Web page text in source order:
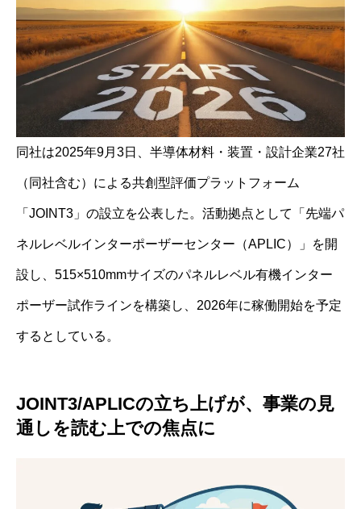
同社は2025年9月3日、半導体材料・装置・設計企業27社
（同社含む）による共創型評価プラットフォーム
「JOINT3」の設立を公表した。活動拠点として「先端パ
ネルレベルインターポーザーセンター（APLIC）」を開
設し、515×510mmサイズのパネルレベル有機インター
ポーザー試作ラインを構築し、2026年に稼働開始を予定
するとしている。
JOINT3/APLICの立ち上げが、事業の見
通しを読む上での焦点に